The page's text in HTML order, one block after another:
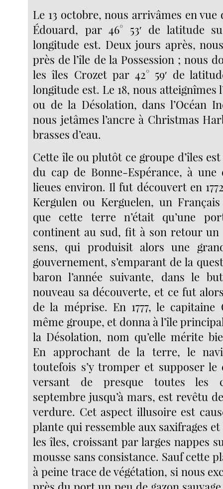
Le 13 octobre, nous arrivâmes en vue
Édouard, par 46° 53′ de latitude
longitude est. Deux jours après,
près de l’île de la Possession ; nous
les îles Crozet par 42° 59′ de
longitude est. Le 18, nous atteignîmes
ou de la Désolation, dans l’Océan
nous jetâmes l’ancre à Christmas
brasses d’eau.
Cette île ou plutôt ce groupe d’îles
du cap de Bonne-Espérance, à une
lieues environ. Il fut découvert en
Kergulen ou Kerguelen, un
que cette terre n’était qu’une
continent au sud, fit à son retour
sens, qui produisit alors une
gouvernement, s’emparant de la
baron l’année suivante, dans le
nouveau sa découverte, et ce fut
de la méprise. En 1777, le capitaine
même groupe, et donna à l’île
la Désolation, nom qu’elle mérite
En approchant de la terre, le
toutefois s’y tromper et supposer
versant de presque toutes les
septembre jusqu’à mars, est revêtu
verdure. Cet aspect illusoire est
plante qui ressemble aux saxifrages
les îles, croissant par larges nappes
mousse sans consistance. Sauf cette
à peine trace de végétation, si nous